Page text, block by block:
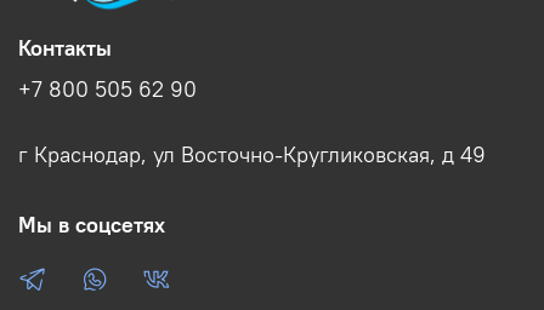
Контакты
+7 800 505 62 90
г Краснодар, ул Восточно-Кругликовская, д 49
Мы в соцсетях